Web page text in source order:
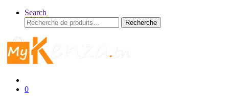
Search
Recherche
pour :
Recherche
0